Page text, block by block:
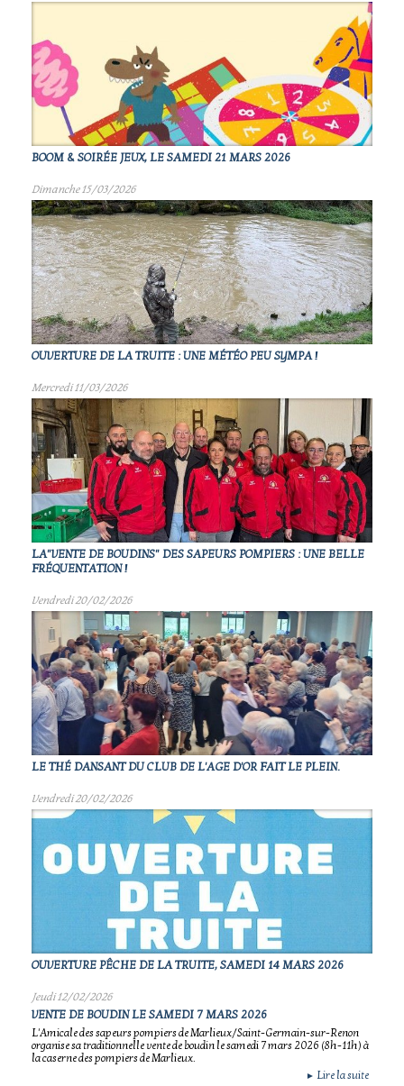
BOOM & SOIRÉE JEUX, LE SAMEDI 21 MARS 2026
Dimanche 15/03/2026
OUVERTURE DE LA TRUITE : UNE MÉTÉO PEU SYMPA !
Mercredi 11/03/2026
LA"VENTE DE BOUDINS" DES SAPEURS POMPIERS : UNE BELLE
FRÉQUENTATION !
Vendredi 20/02/2026
LE THÉ DANSANT DU CLUB DE L'AGE D'OR FAIT LE PLEIN.
Vendredi 20/02/2026
OUVERTURE PÊCHE DE LA TRUITE, SAMEDI 14 MARS 2026
Jeudi 12/02/2026
VENTE DE BOUDIN LE SAMEDI 7 MARS 2026
L'Amicale des sapeurs pompiers de Marlieux/Saint-Germain-sur-Renon
organise sa traditionnelle vente de boudin le samedi 7 mars 2026 (8h-11h) à
la caserne des pompiers de Marlieux.
► Lire la suite